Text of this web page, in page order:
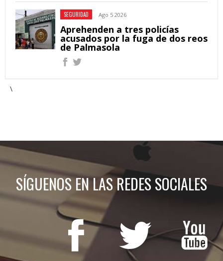
SEGURIDAD Ago 5 2026
Aprehenden a tres policías
acusados por la fuga de dos reos
de Palmasola
\
SÍGUENOS EN LAS REDES SOCIALES